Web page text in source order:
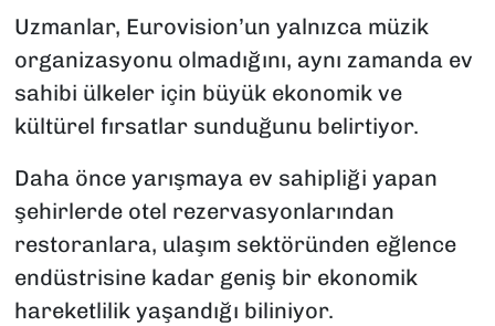
Uzmanlar, Eurovision’un yalnızca müzik
organizasyonu olmadığını, aynı zamanda ev
sahibi ülkeler için büyük ekonomik ve
kültürel fırsatlar sunduğunu belirtiyor.
Daha önce yarışmaya ev sahipliği yapan
şehirlerde otel rezervasyonlarından
restoranlara, ulaşım sektöründen eğlence
endüstrisine kadar geniş bir ekonomik
hareketlilik yaşandığı biliniyor.